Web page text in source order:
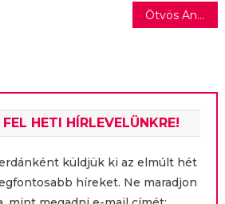
Ötvös Andrást díjazták 2024-ben a Ruttkai Éva-emlékgyűrűvel
HETI HÍRLEVELÜNKRE!
küldjük ki az elmúlt hét
híreket. Ne maradjon